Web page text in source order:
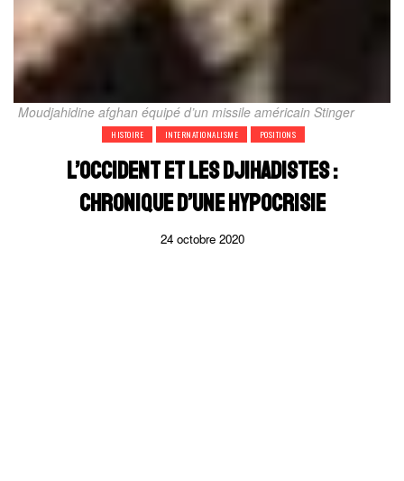
Moudjahidine afghan équipé d’un missile américain Stinger
HISTOIRE INTERNATIONALISME POSITIONS
L’OCCIDENT ET LES DJIHADISTES :
CHRONIQUE D’UNE HYPOCRISIE
24 octobre 2020